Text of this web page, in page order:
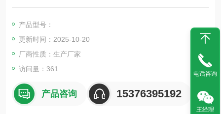
对数值成正比原理设计而成，并为了克服零点漂移，采用了经典
适用于各种浓度的臭氧气体测量。用于臭氧发生器出口的浓度测
量，可连续在线检测臭氧发生器出口管道中臭氧浓度。
产品型号：
更新时间：2025-10-20
厂商性质：生产厂家
访问量：361
产品咨询 15376395192
电话咨询
王经理